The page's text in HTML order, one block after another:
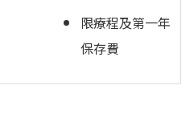
限療程及第一年
保存費